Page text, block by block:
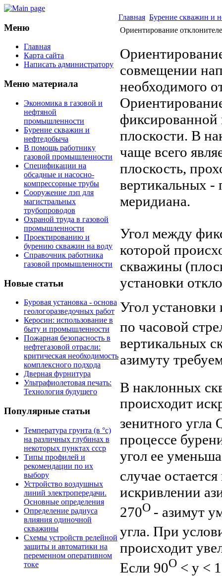
Меню
Главная
Карта сайта
Написать администратору
Меню материала
Экономика в газовой и
нефтяной
промышленности
Бурение скважин и
нефтедобыча
В помощь работнику
газовой промышленности
Спецификации на
обсадные и насосно-
компрессорные трубы
Сооружение лэп для
магистральных
трубопроводов
Охраной труда в газовой
промышленности
Проектированию и
бурению скважин на воду
Справочник работника
газовой промышленности
Новые статьи
Буровая установка - основа
геологоразведочных работ
Керосин: использование в
быту и промышленности
Пожарная безопасность в
нефтегазовой отрасли:
критическая необходимость
комплексного подхода
Дверная фурнитура
Ультрафиолетовая печать:
Технология будущего
Популярные статьи
Температура грунта (в °с)
на различных глубинах в
некоторых пунктах ссср
Типы профилей и
рекомендации по их
выбору
Устройство воздушных
линий электропередачи.
Основные определения
Определение радиуса
влияния одиночной
скважины
Схемы устройств релейной
защиты и автоматики на
переменном оперативном
токе
Главная Бурение скважин и
Ориентирование
совмещении
необходимого
фиксированной
плоскости. В
чаще всего
плоскость,
вертикальных -
меридиана.
Угол между
которой
скважины
установки
Угол установки
по часовой
вертикальных
азимуту
В наклонных
происходит
зенитного угла
процессе
угол ее
случае
искривлении
270О - азимут
угла. При
происходит
Если 90О < y <